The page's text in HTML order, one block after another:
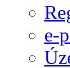
e-